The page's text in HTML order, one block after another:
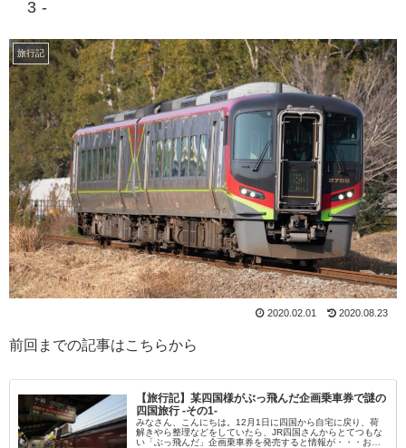
3-
旅行記
2020.02.01 2020.08.23
前回までの記事はこちらから
【旅行記】某四国様がぶっ飛んだ企画乗車券で謎の
四国旅行 -その1-
みなさん、こんにちは。12月1日に四国から自宅に戻り、荷
解きやら整理などをしていたら、JR四国さんからとてつもな
い「ぶっ飛んだ」企画乗車券を発売すると情報が・・・お正